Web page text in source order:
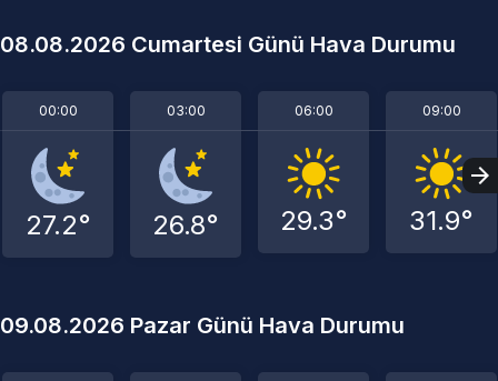
08.08.2026 Cumartesi Günü Hava Durumu
00:00
27.2°
03:00
26.8°
06:00
29.3°
09:00
31.9°
09.08.2026 Pazar Günü Hava Durumu